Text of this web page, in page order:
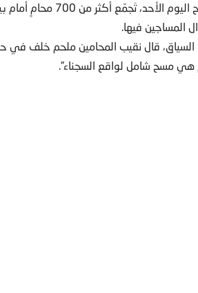
وصباح اليوم
المساجين فيها.
هي مسح شامل لواقع السجناء”.